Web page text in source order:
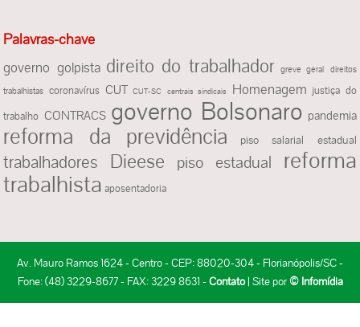
Palavras-chave
governo golpista direito do trabalhador greve geral direitos
trabalhistas coronavírus CUT CUT-SC centrais sindicais Homenagem justiça do
trabalho CONTRACS governo Bolsonaro pandemia
reforma da previdência piso salarial estadual
trabalhadores Dieese piso estadual
reforma
trabalhista aposentadoria
Av. Mauro Ramos 1624 - Centro - CEP: 88020-304 - Florianópolis/SC -
Fone: (48) 3229-8677 - FAX: 3229 8631 -Contato| Site por© Infomídia